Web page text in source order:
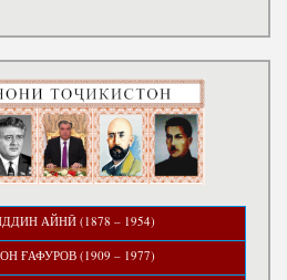
АЙНӢ (1878 – 1954)
ҒАФУРОВ (1909 – 1977)